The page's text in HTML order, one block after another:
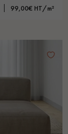
99,00€ HT/m²